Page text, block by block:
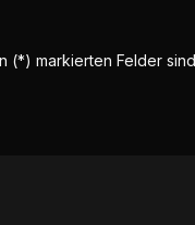
(*) markierten Felder sind